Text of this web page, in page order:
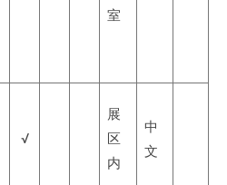
室
√
展
区
内
中
文